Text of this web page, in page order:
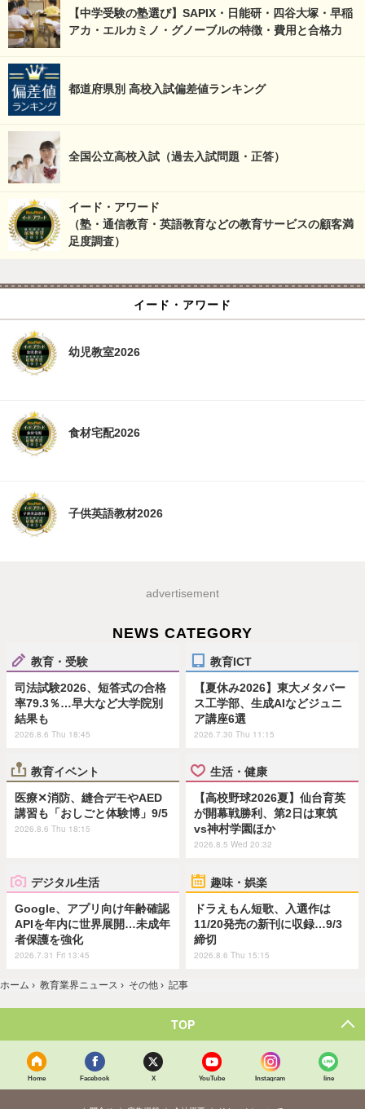
【中学受験の塾選び】SAPIX・日能研・四谷大塚・早稲
アカ・エルカミノ・グノーブルの特徴・費用と合格力
都道府県別 高校入試偏差値ランキング
全国公立高校入試（過去入試問題・正答）
イード・アワード
（塾・通信教育・英語教育などの教育サービスの顧客満
足度調査）
イード・アワード
幼児教室2026
食材宅配2026
子供英語教材2026
advertisement
NEWS CATEGORY
教育・受験
司法試験2026、短答式の合格
率79.3％…早大など大学院別
結果も
2026.8.6 Thu 18:45
教育ICT
【夏休み2026】東大メタバー
ス工学部、生成AIなどジュニ
ア講座6選
2026.7.30 Thu 11:15
教育イベント
医療✕消防、縫合デモやAED
講習も「おしごと体験博」9/5
2026.8.6 Thu 18:15
生活・健康
【高校野球2026夏】仙台育英
が開幕戦勝利、第2日は東筑
vs神村学園ほか
2026.8.5 Wed 20:32
デジタル生活
Google、アプリ向け年齢確認
APIを年内に世界展開…未成年
者保護を強化
2026.7.31 Fri 13:45
趣味・娯楽
ドラえもん短歌、入選作は
11/20発売の新刊に収録…9/3
締切
2026.8.6 Thu 15:15
ホーム › 教育業界ニュース › その他 › 記事
TOP
Home Facebook X YouTube Instagram line